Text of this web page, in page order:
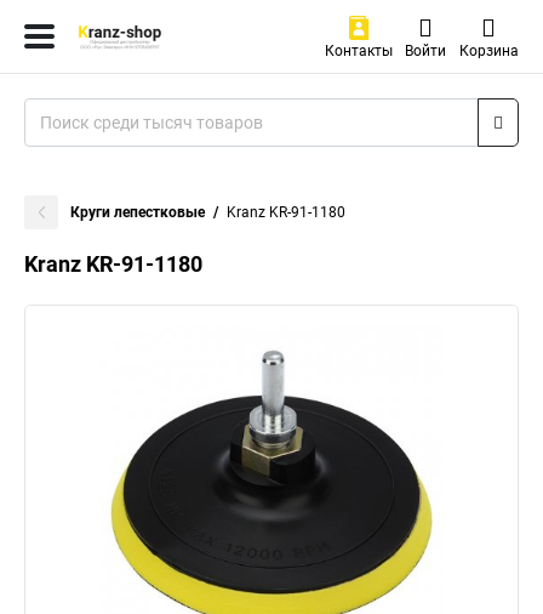
Контакты Войти Корзина
Круги лепестковые Kranz KR-91-1180
Kranz KR-91-1180